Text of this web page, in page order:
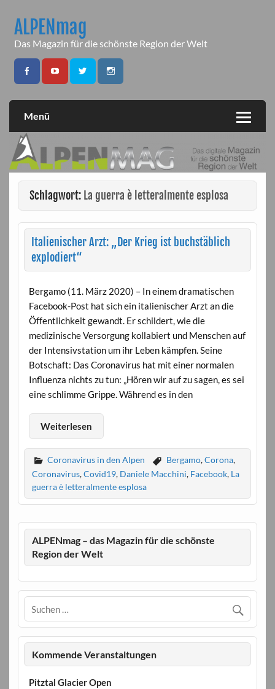
contentALPENmag
Das Magazin für die schönste Region der Welt
Menü
Schlagwort: La guerra è letteralmente esplosa
Italienischer Arzt: „Der Krieg ist buchstäblich
explodiert“
Bergamo (11. März 2020) – In einem dramatischen
Facebook-Post hat sich ein italienischer Arzt an die
Öffentlichkeit gewandt. Er schildert, wie die
medizinische Versorgung kollabiert und Menschen auf
der Intensivstation um ihr Leben kämpfen. Seine
Botschaft: Das Coronavirus hat mit einer normalen
Influenza nichts zu tun: „Hören wir auf zu sagen, es sei
eine schlimme Grippe. Während es in den
Weiterlesen
Coronavirus in den Alpen Bergamo,Corona,
Coronavirus,Covid19, Daniele Macchini, Facebook, La
guerra è letteralmente esplosa
ALPENmag – das Magazin für die schönste
Region der Welt
Kommende Veranstaltungen
Pitztal Glacier Open